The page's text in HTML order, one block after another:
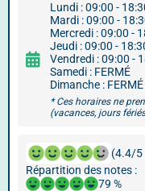
Lundi : 09:00 -
Mardi : 09:00 -
Mercredi : 09:00 -
Jeudi : 09:00 -
Vendredi : 09:00 -
Samedi : FERMÉ
Dimanche : FERMÉ
* Ces horaires ne
(vacances, jours
(4.4/5
Répartition des notes :
79 %